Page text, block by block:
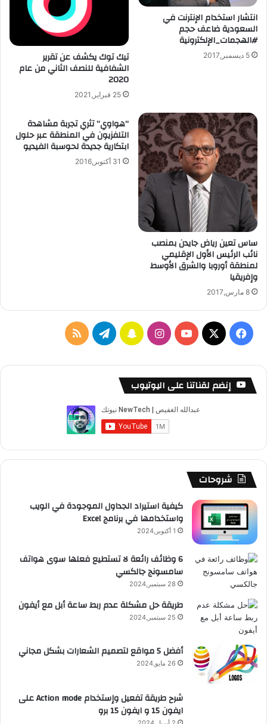
انتشار استخدام الإنترنت في
السعودية ضاعف حجم
#الهجمات_الإلكترونية
5 ديسمبر,2017 تيك توك يكشف عن تقرير
الشفافية للنصف الثاني من عام
2020
25 فبراير,2021
ساس تعين رياض جايدن بمنصب
نائب الرئيس الأول الإقليمي
لمنطقة أوروبا والشرق الأوسط
وإفريقيا
8 مارس,2017
“هواوي” تثري تجربة مشاهدة
التلفزيون في المنطقة عبر حلول
ابتكارية جديدة لحوسبة الفيديو
31 أكتوبر,2016
فيسبوك
‫X
‫YouTubeانستقرامسناب تيلقرامملخص
إنضم لقناتنا على اليوتيوب
شروحات
كيفية استيراد الجداول الموجودة في الويب
واستخدامها في برنامج Excel
1 أكتوبر,2024
6 وظائف رائعة لا تستطيع فعلها سوى هواتف
سامسونج جالكسي
28 سبتمبر,2024
طريقة حل مشكلة عدم ربط ساعة أبل مع أيفون
25 سبتمبر,2024
أفضل 5 مواقع لتصميم الشعارات بشكل مجاني
26 مايو,2024
شرح طريقة تفعيل وإستخدام Action mode على
ايفون 15 و ايفون 15 برو